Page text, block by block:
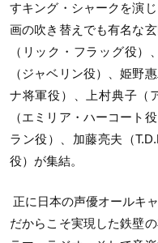
すキング・シャークを演
画の吹き替えでも有名な
（リック・フラッグ役
（ジャベリン役）、姫野
ナ将軍役）、上村典子（
（エミリア・ハーコート
ラン役）、加藤亮夫（
役）が集結。
正に日本の声優オールキ
だからこそ実現した鉄壁